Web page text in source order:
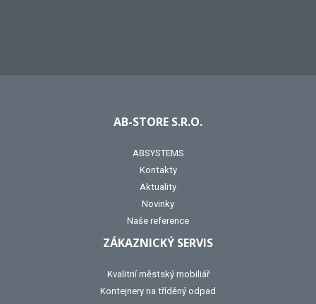
AB-STORE S.R.O.
ABSYSTEMS
Kontakty
Aktuality
Novinky
Naše reference
ZÁKAZNICKÝ SERVIS
Kvalitní městský mobiliář
Kontejnery na tříděný odpad